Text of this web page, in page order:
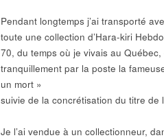
Pendant longtemps j’ai transporté
toute une collection d’Hara-kiri
70, du temps où je vivais au
tranquillement par la poste la
un mort »
suivie de la concrétisation du titre de
Je l’ai vendue à un collectionneur,